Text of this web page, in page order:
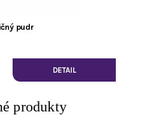
pudr
DETAIL
produkty